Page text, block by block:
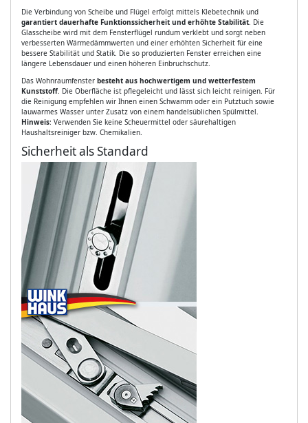
Die Verbindung von Scheibe und Flügel erfolgt mittels Klebetechnik und
garantiert dauerhafte Funktionssicherheit und erhöhte Stabilität . Die
Glasscheibe wird mit dem Fensterflügel rundum verklebt und sorgt neben
verbesserten Wärmedämmwerten und einer erhöhten Sicherheit für eine
bessere Stabilität und Statik. Die so produzierten Fenster erreichen eine
längere Lebensdauer und einen höheren Einbruchschutz.
Das Wohnraumfenster besteht aus hochwertigem und wetterfestem
Kunststoff . Die Oberfläche ist pflegeleicht und lässt sich leicht reinigen. Für
die Reinigung empfehlen wir Ihnen einen Schwamm oder ein Putztuch sowie
lauwarmes Wasser unter Zusatz von einem handelsüblichen Spülmittel.
Hinweis: Verwenden Sie keine Scheuermittel oder säurehaltigen
Haushaltsreiniger bzw. Chemikalien.
Sicherheit als Standard